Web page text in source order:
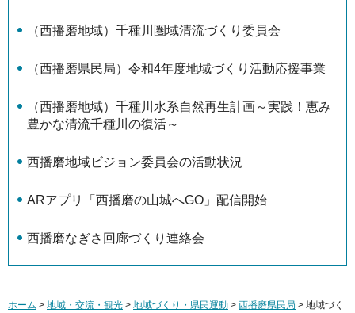
（西播磨地域）千種川圏域清流づくり委員会
（西播磨県民局）令和4年度地域づくり活動応援事業
（西播磨地域）千種川水系自然再生計画～実践！恵み
豊かな清流千種川の復活～
西播磨地域ビジョン委員会の活動状況
ARアプリ「西播磨の山城へGO」配信開始
西播磨なぎさ回廊づくり連絡会
ホーム > 地域・交流・観光 > 地域づくり・県民運動 > 西播磨県民局 > 地域づく